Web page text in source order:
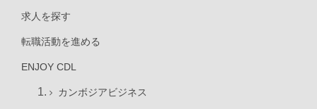
求人を探す
転職活動を進める
ENJOY CDL
カンボジアビジネス